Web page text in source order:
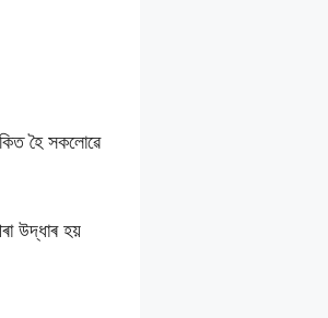
হৈ সকলোৱে
উদ্ধাৰ হয়